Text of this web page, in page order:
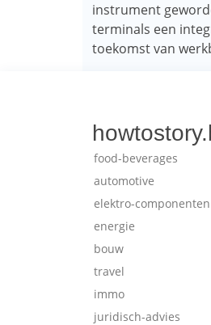
instrument
terminals een
toekomst van
food-beverages
automotive
elektro-componenten
energie
bouw
travel
immo
juridisch-advies